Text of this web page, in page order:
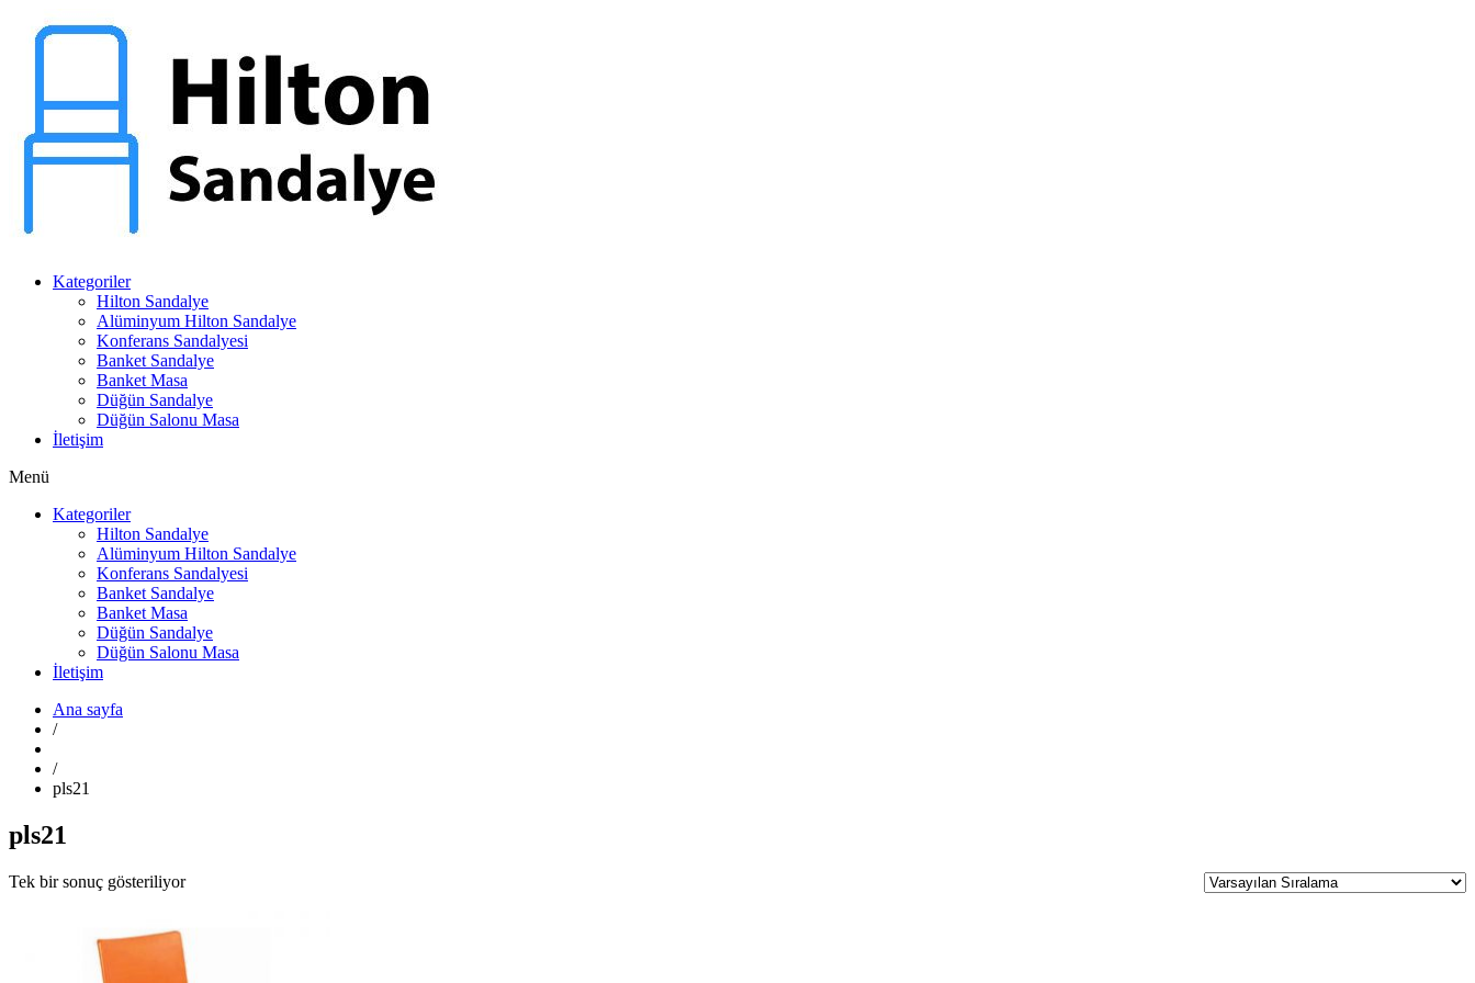
Kategoriler
Hilton Sandalye
Alüminyum Hilton Sandalye
Konferans Sandalyesi
Banket Sandalye
Banket Masa
Düğün Sandalye
Düğün Salonu Masa
İletişim
Menü
Kategoriler
Hilton Sandalye
Alüminyum Hilton Sandalye
Konferans Sandalyesi
Banket Sandalye
Banket Masa
Düğün Sandalye
Düğün Salonu Masa
İletişim
Ana sayfa
/
/
pls21
pls21
Tek bir sonuç gösteriliyor